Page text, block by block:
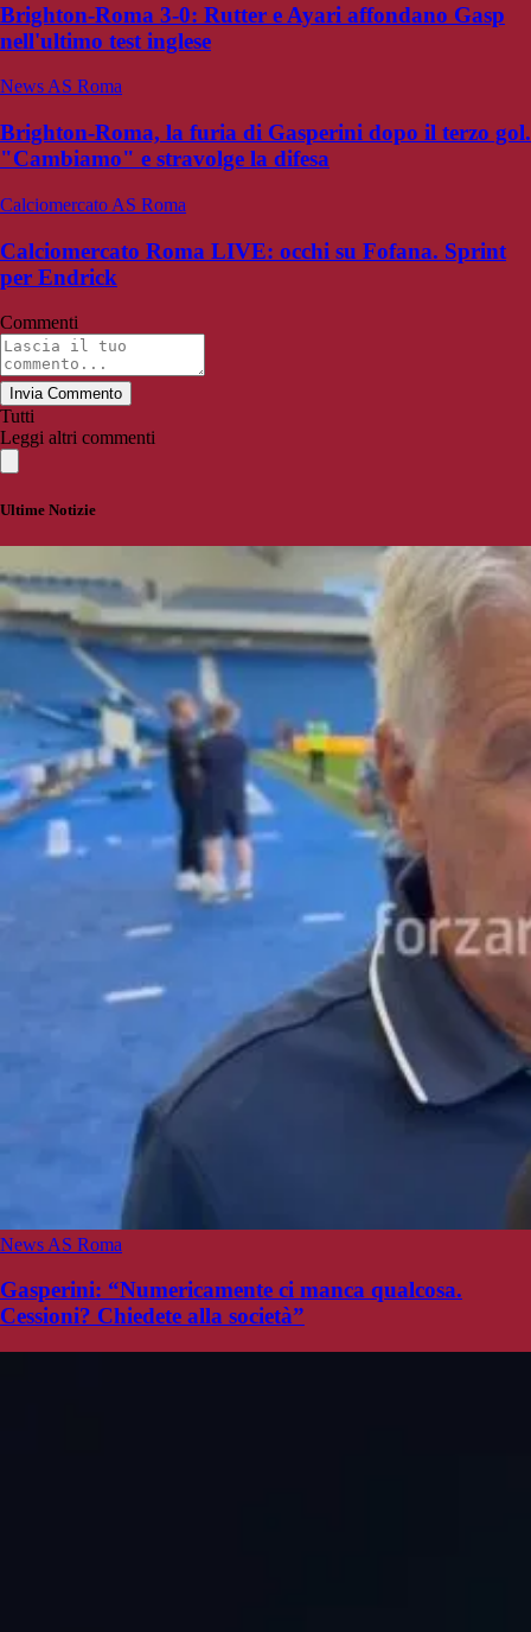
Brighton-Roma 3-0: Rutter e Ayari affondano Gasp
nell'ultimo test inglese
News AS Roma
Brighton-Roma, la furia di Gasperini dopo il terzo gol.
"Cambiamo" e stravolge la difesa
Calciomercato AS Roma
Calciomercato Roma LIVE: occhi su Fofana. Sprint
per Endrick
Commenti
Invia Commento
Tutti
Leggi altri commenti
Ultime Notizie
News AS Roma
Gasperini: “Numericamente ci manca qualcosa.
Cessioni? Chiedete alla società”